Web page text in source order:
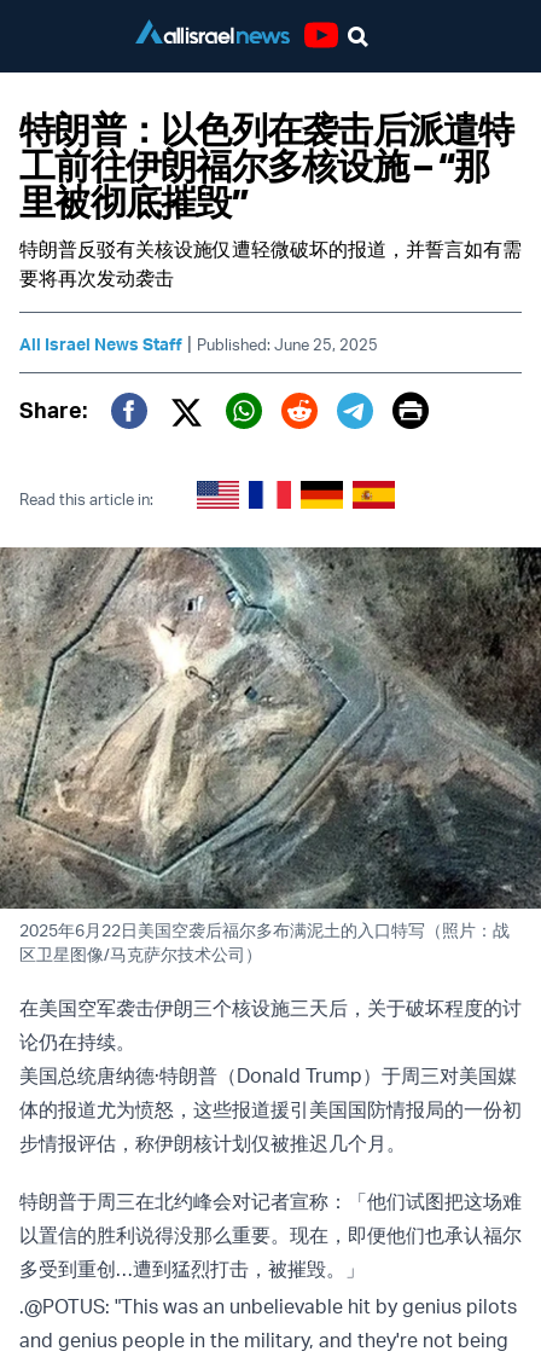
特朗普：以色列在袭击后派遣特
工前往伊朗福尔多核设施 – “那
里被彻底摧毁”
特朗普反驳有关核设施仅遭轻微破坏的报道，并誓言如有需
要将再次发动袭击
All Israel News Staff | Published: June 25, 2025
Share:
Twitter (X)
Print
Read this article in:
2025年6月22日美国空袭后福尔多布满泥土的入口特写（照片：战
区卫星图像/马克萨尔技术公司）
在美国空军袭击伊朗三个核设施三天后，关于破坏程度的讨
论仍在持续。
美国总统唐纳德·特朗普（Donald Trump）于周三对美国媒
体的报道尤为愤怒，这些报道援引美国国防情报局的一份初
步情报评估，称伊朗核计划仅被推迟几个月。
特朗普于周三在北约峰会对记者宣称：「他们试图把这场难
以置信的胜利说得没那么重要。现在，即便他们也承认福尔
多受到重创…遭到猛烈打击，被摧毁。」
.@POTUS: "This was an unbelievable hit by genius pilots
and genius people in the military, and they're not being